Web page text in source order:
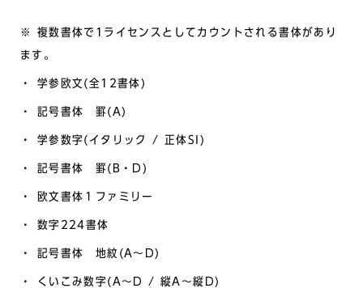
※ 複数書体で1ライセンスとしてカウントされる書体があり
ます。
・ 学参欧文(全12書体)
・ 記号書体 罫(A)
・ 学参数字(イタリック / 正体SI)
・ 記号書体 罫(B・D)
・ 欧文書体１ファミリー
・ 数字224書体
・ 記号書体 地紋(A～D)
・ くいこみ数字(A～D / 縦A～縦D)